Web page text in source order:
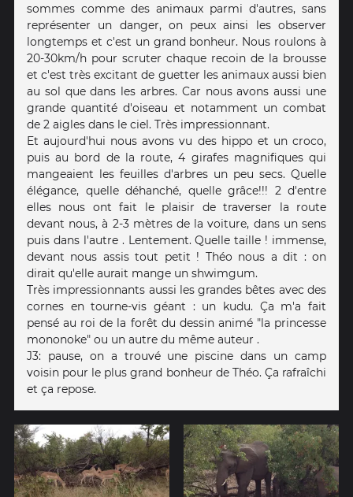
sommes comme des animaux parmi d'autres, sans
représenter un danger, on peux ainsi les observer
longtemps et c'est un grand bonheur. Nous roulons à
20-30km/h pour scruter chaque recoin de la brousse
et c'est très excitant de guetter les animaux aussi bien
au sol que dans les arbres. Car nous avons aussi une
grande quantité d'oiseau et notamment un combat
de 2 aigles dans le ciel. Très impressionnant.
Et aujourd'hui nous avons vu des hippo et un croco,
puis au bord de la route, 4 girafes magnifiques qui
mangeaient les feuilles d'arbres un peu secs. Quelle
élégance, quelle déhanché, quelle grâce!!! 2 d'entre
elles nous ont fait le plaisir de traverser la route
devant nous, à 2-3 mètres de la voiture, dans un sens
puis dans l'autre . Lentement. Quelle taille ! immense,
devant nous assis tout petit ! Théo nous a dit : on
dirait qu'elle aurait mange un shwimgum.
Très impressionnants aussi les grandes bêtes avec des
cornes en tourne-vis géant : un kudu. Ça m'a fait
pensé au roi de la forêt du dessin animé "la princesse
mononoke" ou un autre du même auteur .
J3: pause, on a trouvé une piscine dans un camp
voisin pour le plus grand bonheur de Théo. Ça rafraîchi
et ça repose.